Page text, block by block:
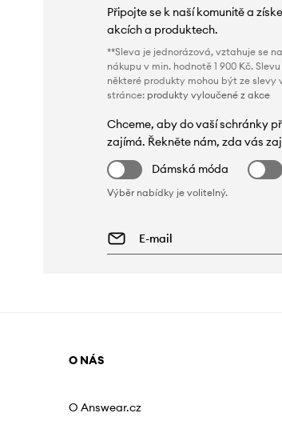
Připojte se k naší komunitě a
akcích a produktech.
**Sleva je jednorázová, vztahuje se
nákupu v min. hodnotě 1 900 Kč.
některé produkty mohou být ze slevy
stránce: produkty vyloučené z akce
Chceme, aby do vaší schránky
zajímá. Řekněte nám, zda vás
Dámská móda
Výběr nabídky je volitelný.
O NÁS
O Answear.cz